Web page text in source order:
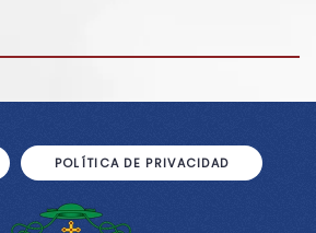
POLÍTICA DE PRIVACIDAD